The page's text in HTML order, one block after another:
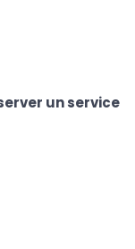
un service